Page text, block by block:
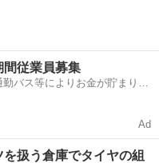
間従業員募集
バス等によりお金が貯まりや
Ad
扱う倉庫でタイヤの組